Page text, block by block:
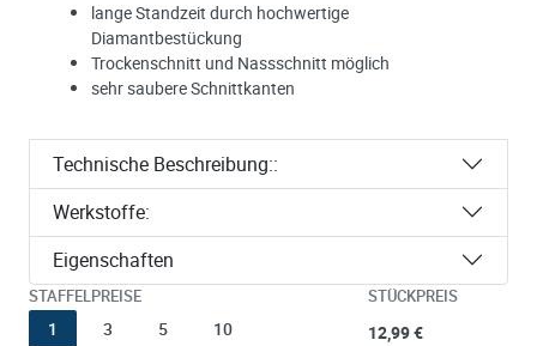
lange Standzeit durch hochwertige
Diamantbestückung
Trockenschnitt und Nassschnitt möglich
sehr saubere Schnittkanten
Technische Beschreibung::
Werkstoffe:
Eigenschaften
STAFFELPREISE
1 3 5 10
STÜCKPREIS
12,99 €